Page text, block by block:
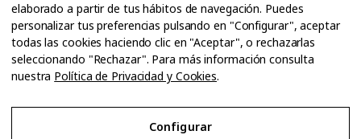
Guías
Dossier
Anuarios
Ofertas de empleo
elaborado a partir de tus hábitos de navegación. Puedes
personalizar tus preferencias pulsando en "Configurar", aceptar
todas las cookies haciendo clic en "Aceptar", o rechazarlas
seleccionando "Rechazar". Para más información consulta
nuestra Política de Privacidad y Cookies.
Configurar